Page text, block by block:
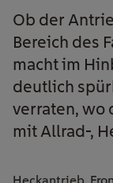
Ob der
Bereich des
macht im
deutlich
verraten, wo
mit Allrad-,